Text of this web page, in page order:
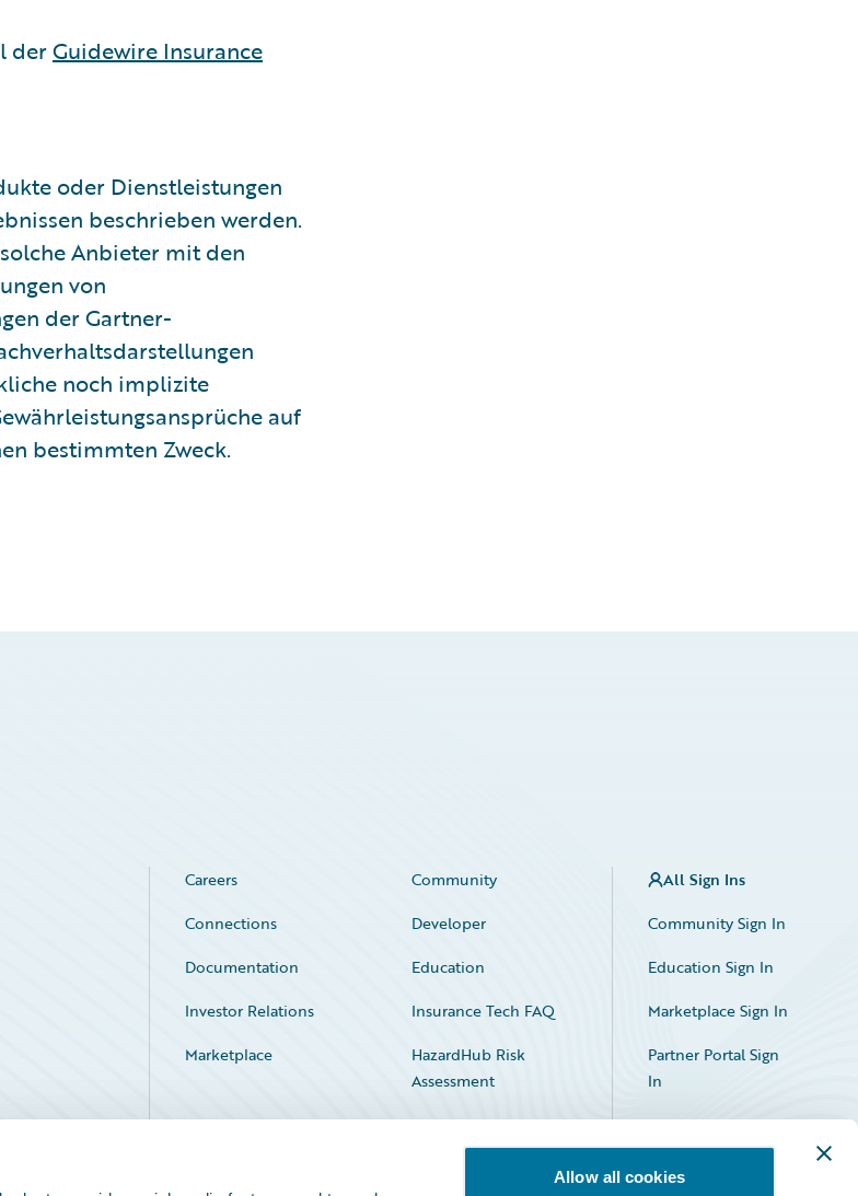
Allow all cookies
derGuidewire Insurance
oder Dienstleistungen
beschrieben werden.
Anbieter mit den
von
der Gartner-
noch implizite
auf
bestimmten Zweck.
Careers
Community
Connections
Developer
Documentation
Education
Investor Relations
Insurance Tech FAQ
Marketplace
HazardHub Risk
Assessment
Service Status
All Sign Ins
Community Sign In
Education Sign In
Marketplace Sign In
Partner Portal Sign
In